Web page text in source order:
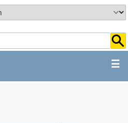
☰
ZUM HAUPTBEREICH